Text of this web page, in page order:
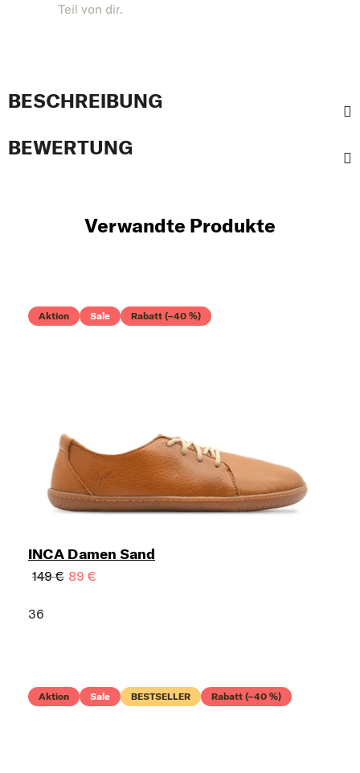
Teil von dir.
BESCHREIBUNG
BEWERTUNG
Verwandte Produkte
Aktion Sale Rabatt (–40 %)
INCA Damen Sand
149 € 89 €
36
Aktion Sale BESTSELLER Rabatt (–40 %)